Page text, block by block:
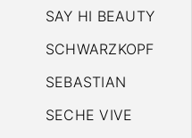
SAY HI BEAUTY
SCHWARZKOPF
SEBASTIAN
SECHE VIVE